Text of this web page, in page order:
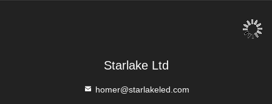
Starlake Ltd
homer@starlakeled.com